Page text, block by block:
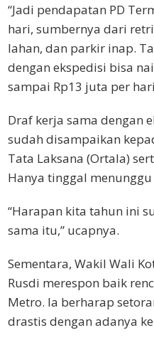
“Jadi pendapatan PD
hari, sumbernya dari
lahan, dan parkir inap.
dengan ekspedisi bisa
sampai Rp13 juta per
Draf kerja sama dengan
sudah disampaikan
Tata Laksana (Ortala)
Hanya tinggal
“Harapan kita tahun ini
sama itu,” ucapnya.
Sementara, Wakil Wali
Rusdi merespon baik
Metro. Ia berharap
drastis dengan adanya